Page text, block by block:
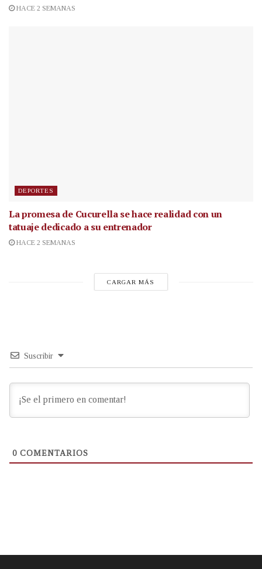
HACE 2 SEMANAS
DEPORTES
La promesa de Cucurella se hace realidad con un
tatuaje dedicado a su entrenador
HACE 2 SEMANAS
CARGAR MÁS
Suscribir
0 COMENTARIOS